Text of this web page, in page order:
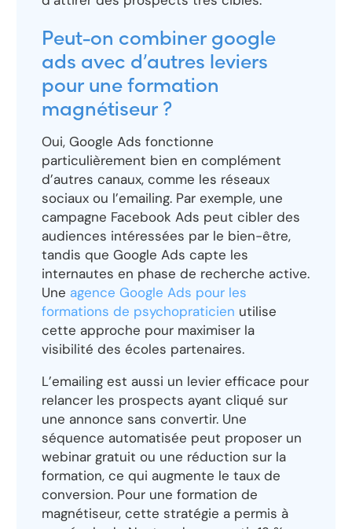
Peut-on combiner google
ads avec d’autres leviers
pour une formation
magnétiseur ?
Oui, Google Ads fonctionne
particulièrement bien en complément
d’autres canaux, comme les réseaux
sociaux ou l’emailing. Par exemple, une
campagne Facebook Ads peut cibler des
audiences intéressées par le bien-être,
tandis que Google Ads capte les
internautes en phase de recherche active.
Une agence Google Ads pour les
formations de psychopraticien utilise
cette approche pour maximiser la
visibilité des écoles partenaires.
L’emailing est aussi un levier efficace pour
relancer les prospects ayant cliqué sur
une annonce sans convertir. Une
séquence automatisée peut proposer un
webinar gratuit ou une réduction sur la
formation, ce qui augmente le taux de
conversion. Pour une formation de
magnétiseur, cette stratégie a permis à